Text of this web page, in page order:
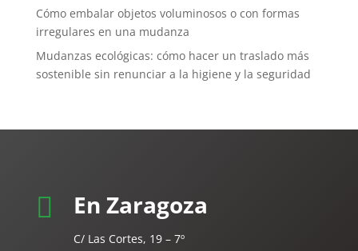
Cómo embalar objetos voluminosos o con formas
irregulares en una mudanza
Mudanzas ecológicas: cómo hacer un traslado más
sostenible sin renunciar a la higiene y la seguridad
 En Zaragoza
C/ Las Cortes, 19 – 7º